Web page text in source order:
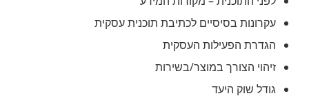
עקרונות בסיסיים לכתיבת תוכנית עסקית
הגדרת הפעילות העסקית
זיהוי הצורך במוצר/בשירות
גודל שוק היעד